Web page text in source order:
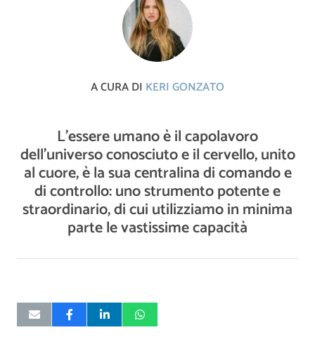
A CURA DI KERI GONZATO
L'essere umano è il capolavoro
dell'universo conosciuto e il cervello, unito
al cuore, è la sua centralina di comando e
di controllo: uno strumento potente e
straordinario, di cui utilizziamo in minima
parte le vastissime capacità